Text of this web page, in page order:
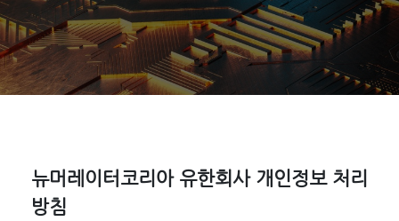
뉴머레이터코리아 유한회사 개인정보 처리
방침